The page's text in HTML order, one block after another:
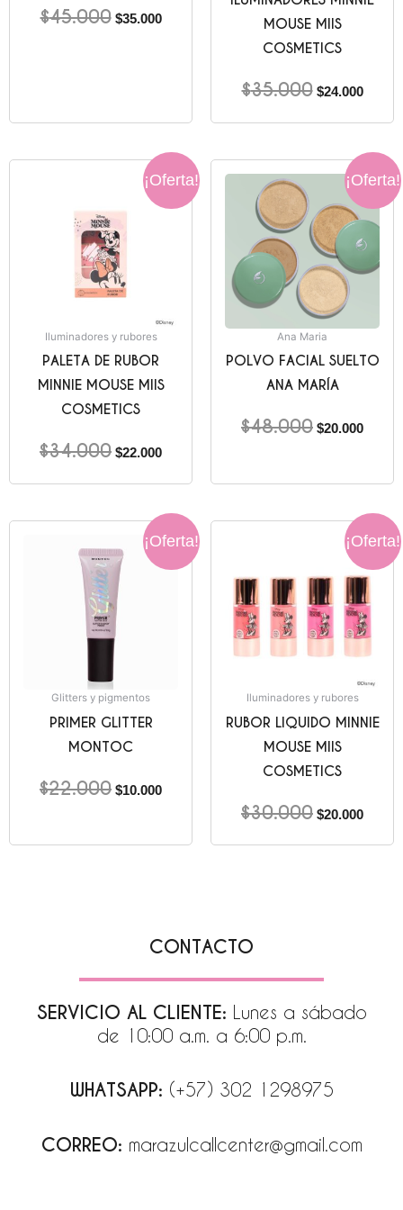
$45.000 $35.000
MOUSE MIIS
COSMETICS
$35.000 $24.000
¡Oferta!
Iluminadores y rubores
PALETA DE RUBOR
MINNIE MOUSE MIIS
COSMETICS
$34.000
precio
original
$34.000.
$22.000
precio
actual
¡Oferta!
Ana Maria
POLVO FACIAL SUELTO
ANA MARÍA
$48.000
precio
original
era:
$48.000.
$20.000
precio
actual
es:
¡Oferta!
Glitters y pigmentos
PRIMER GLITTER
MONTOC
$22.000
precio
original
era:
$22.000.
$10.000
precio
actual
¡Oferta!
Iluminadores y rubores
RUBOR LIQUIDO MINNIE
MOUSE MIIS
COSMETICS
$30.000
precio
original
era:
$30.000.
$20.000
precio
actual
es:
CONTACTO
SERVICIO AL CLIENTE: Lunes a sábado
de 10:00 a.m. a 6:00 p.m.
WHATSAPP: (+57) 302 1298975
CORREO: marazulcallcenter@gmail.com